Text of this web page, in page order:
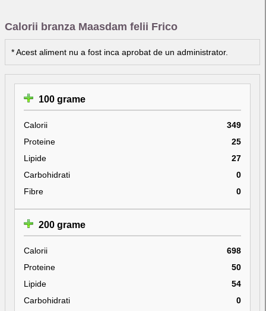
Calorii branza Maasdam felii Frico
* Acest aliment nu a fost inca aprobat de un administrator.
100 grame
Calorii
349
Proteine
25
Lipide
27
Carbohidrati
0
Fibre
0
200 grame
Calorii
698
Proteine
50
Lipide
54
Carbohidrati
0